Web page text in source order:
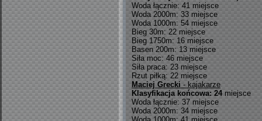
Woda łącznie: 41 miejsce
Woda 2000m: 33 miejsce
Woda 1000m: 54 miejsce
Bieg 30m: 22 miejsce
Bieg 1750m: 16 miejsce
Basen 200m: 13 miejsce
Siła moc: 46 miejsce
Siła praca: 23 miejsce
Rzut piłką: 22 miejsce
Maciej Grecki - kajakarze
Klasyfikacja końcowa: 24miejsce
Woda łącznie: 37 miejsce
Woda 2000m: 34 miejsce